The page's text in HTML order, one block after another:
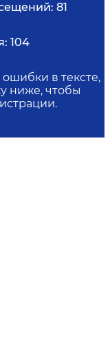
81
104
в тексте,
ниже, чтобы